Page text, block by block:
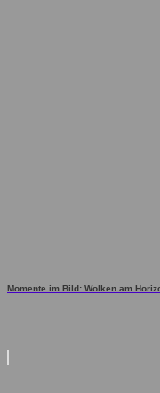
Momente im Bild: Wolken am